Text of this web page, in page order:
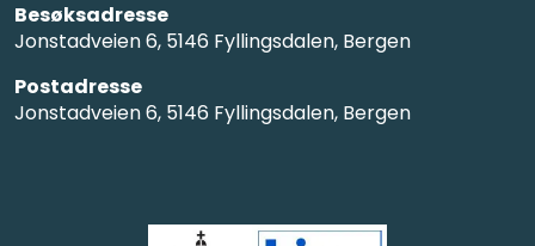
Besøksadresse
Jonstadveien 6, 5146 Fyllingsdalen, Bergen
Postadresse
Jonstadveien 6, 5146 Fyllingsdalen, Bergen